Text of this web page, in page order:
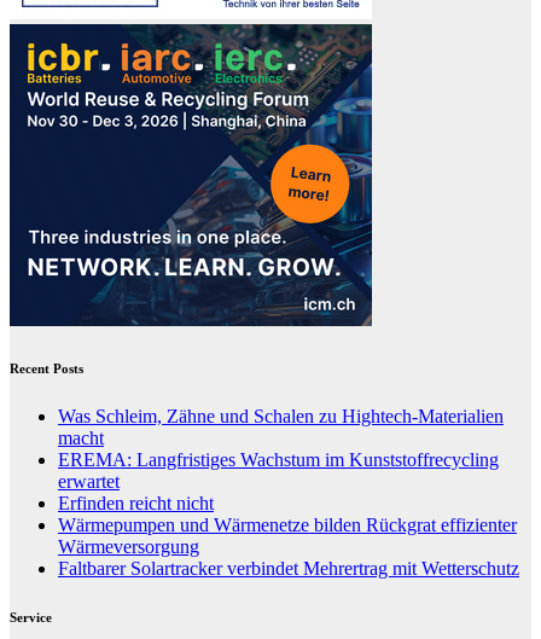
Recent Posts
Was Schleim, Zähne und Schalen zu Hightech-Materialien
macht
EREMA: Langfristiges Wachstum im Kunststoffrecycling
erwartet
Erfinden reicht nicht
Wärmepumpen und Wärmenetze bilden Rückgrat effizienter
Wärmeversorgung
Faltbarer Solartracker verbindet Mehrertrag mit Wetterschutz
Service